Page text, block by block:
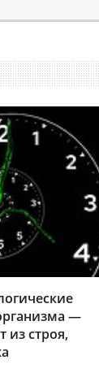
—
из строя,